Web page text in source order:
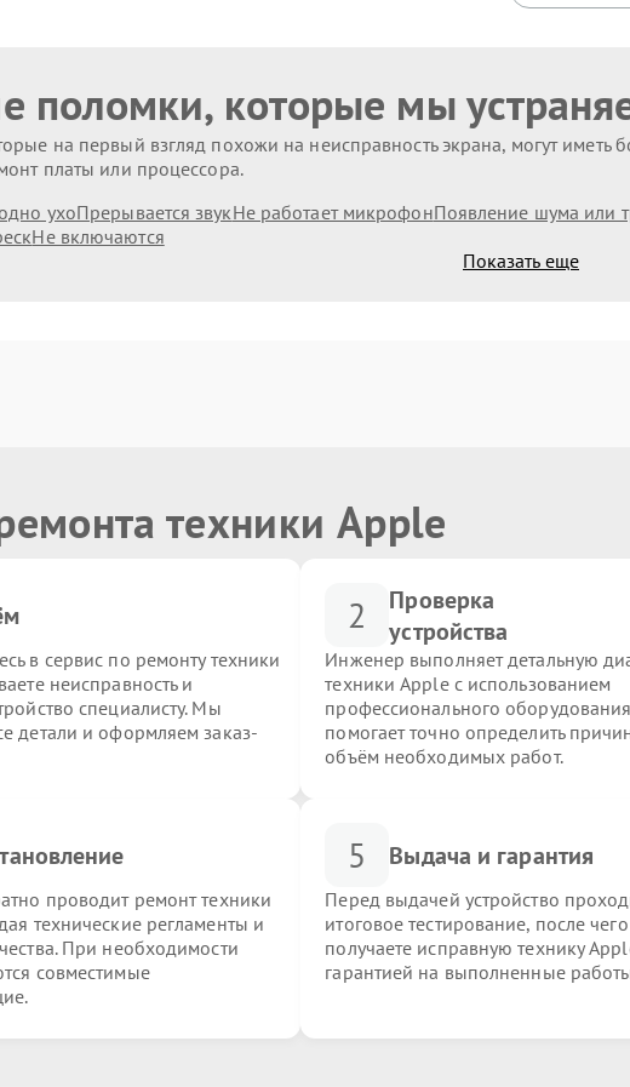
поломки, которые мы
на первый взгляд похожи на неисправность экрана, могут
платы или процессора.
ухоПрерывается звукНе работает микрофонПоявление шума или
Не включаются
Показать еще
техники Apple
в сервис по ремонту техники
неисправность и
специалисту. Мы
детали и оформляем заказ-
2
Проверка
устройства
Инженер выполняет детальную
техники Apple с использованием
профессионального
помогает точно определить
объём необходимых работ.
проводит ремонт техники
технические регламенты и
При необходимости
совместимые
5 Выдача и гарантия
Перед выдачей устройство
итоговое тестирование, после
получаете исправную технику
гарантией на выполненные